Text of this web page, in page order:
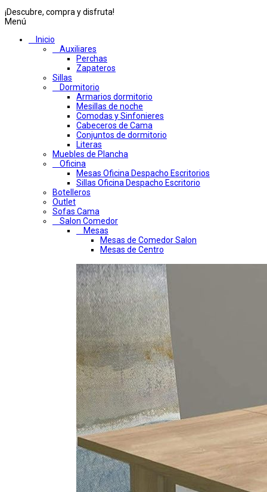
¡Descubre, compra y disfruta!
Menú
Inicio
Auxiliares
Perchas
Zapateros
Sillas
Dormitorio
Armarios dormitorio
Mesillas de noche
Comodas y Sinfonieres
Cabeceros de Cama
Conjuntos de dormitorio
Literas
Muebles de Plancha
Oficina
Mesas Oficina Despacho Escritorios
Sillas Oficina Despacho Escritorio
Botelleros
Outlet
Sofas Cama
Salon Comedor
Mesas
Mesas de Comedor Salon
Mesas de Centro